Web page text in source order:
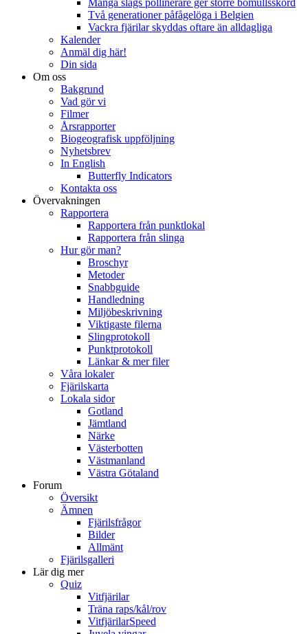
Två generationer påfågelöga i Belgien
Vackra fjärilar skyddas oftare än alldagliga
Kalender
Anmäl dig här!
Din sida
Om oss
Bakgrund
Vad gör vi
Filmer
Årsrapporter
Biogeografisk uppföljning
Nyhetsbrev
In English
Butterfly Indicators
Kontakta oss
Övervakningen
Rapportera
Rapportera från punktlokal
Rapportera från slinga
Hur gör man?
Broschyr
Metoder
Snabbguide
Handledning
Miljöbeskrivning
Viktigaste filerna
Slingprotokoll
Punktprotokoll
Länkar & mer filer
Våra lokaler
Fjärilskarta
Lokala sidor
Gotland
Jämtland
Närke
Västerbotten
Västmanland
Västra Götaland
Forum
Översikt
Ämnen
Fjärilsfrågor
Bilder
Allmänt
Fjärilsgalleri
Lär dig mer
Quiz
Vitfjärilar
Träna raps/kål/rov
VitfjärilarSpeed